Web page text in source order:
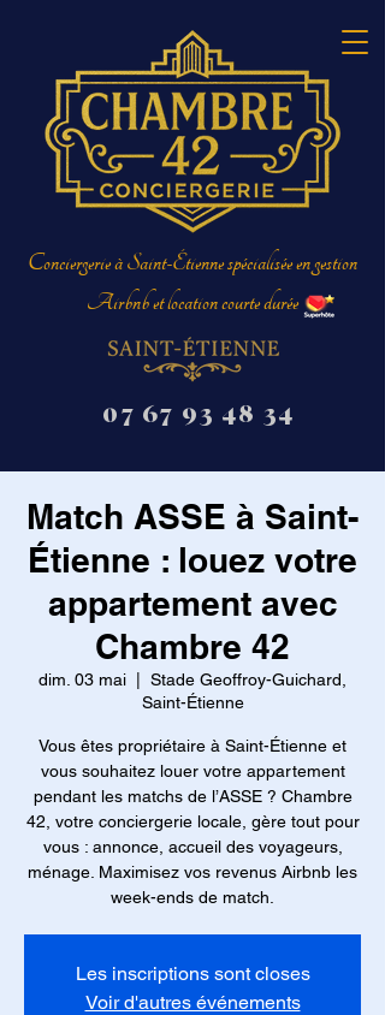
Conciergerie à Saint-Étienne spécialisée en gestion
Airbnb et location courte durée
07 67 93 48 34
Match ASSE à Saint-
Étienne : louez votre
appartement avec
Chambre 42
dim. 03 mai
Stade Geoffroy-Guichard,
Saint-Étienne
Vous êtes propriétaire à Saint-Étienne et
vous souhaitez louer votre appartement
pendant les matchs de l’ASSE ? Chambre
42, votre conciergerie locale, gère tout pour
vous : annonce, accueil des voyageurs,
ménage. Maximisez vos revenus Airbnb les
week-ends de match.
Les inscriptions sont closes
Voir d'autres événements